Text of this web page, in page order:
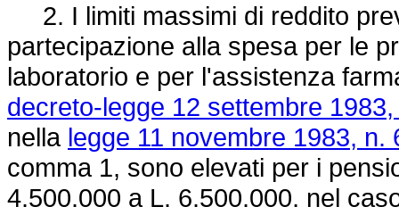
2. I limiti massimi di reddito
partecipazione alla spesa per le
laboratorio e per l'assistenza
decreto-legge 12 settembre
nella legge 11 novembre 1983, n.
comma 1, sono elevati per i
4.500.000 a L. 6.500.000, nel